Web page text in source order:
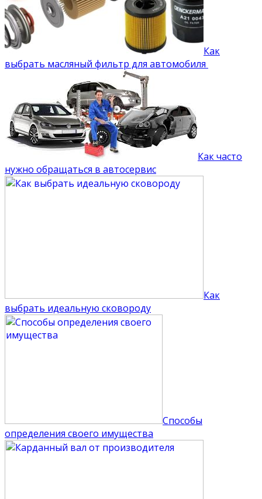
Как
выбрать масляный фильтр для автомобиля
Как часто
нужно обращаться в автосервис
Как
выбрать идеальную сковороду
Способы
определения своего имущества